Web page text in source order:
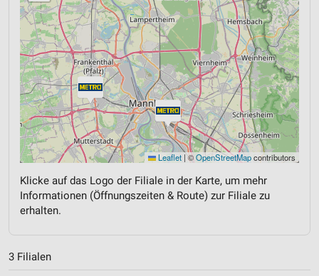
Leaflet | ©OpenStreetMapcontributors
Klicke auf das Logo der Filiale in der Karte, um mehr
Informationen (Öffnungszeiten & Route) zur Filiale zu
erhalten.
3 Filialen